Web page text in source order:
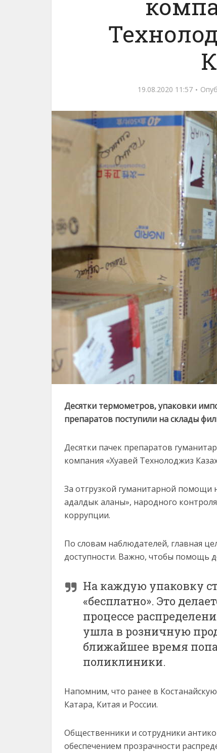
19.08.2020 11:57
Десятки термометров, упаковки
препаратов поступили на склады
Десятки пачек препаратов
компания «Хуавей Технолоджиз
За отгрузкой гуманитарной помощи
адалдык аланы», народного
коррупции.
По словам наблюдателей, главная
доступности. Важно, чтобы помощь
На каждую упаковку
«бесплатно». Это
процессе
ушла в розничную
ближайшее время
поликлиники.
Напомним, что ранее в
Катара, Китая и России.
Общественники и сотрудники
обеспечением прозрачности